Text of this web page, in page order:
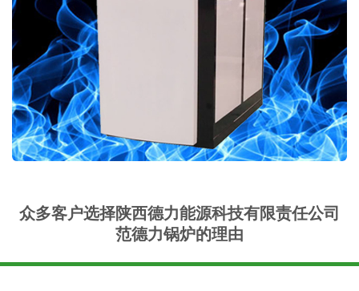
众多客户选择陕西德力能源科技有限责任公司
范德力锅炉的理由